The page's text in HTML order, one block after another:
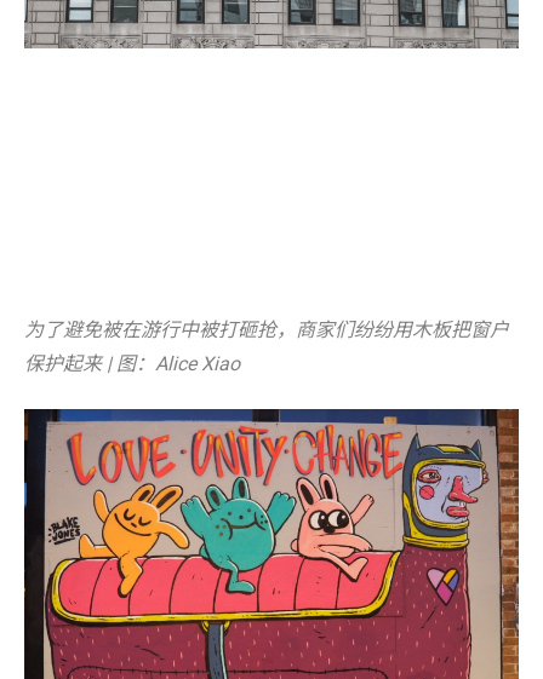
为了避免被在游行中被打砸抢，商家们纷纷用木板把窗户
保护起来 | 图：Alice Xiao